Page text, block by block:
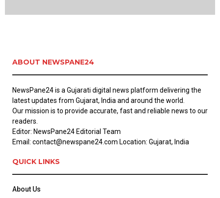
ABOUT NEWSPANE24
NewsPane24 is a Gujarati digital news platform delivering the
latest updates from Gujarat, India and around the world.
Our mission is to provide accurate, fast and reliable news to our
readers.
Editor: NewsPane24 Editorial Team
Email: contact@newspane24.com Location: Gujarat, India
QUICK LINKS
About Us